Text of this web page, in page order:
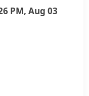
PM, Aug 03